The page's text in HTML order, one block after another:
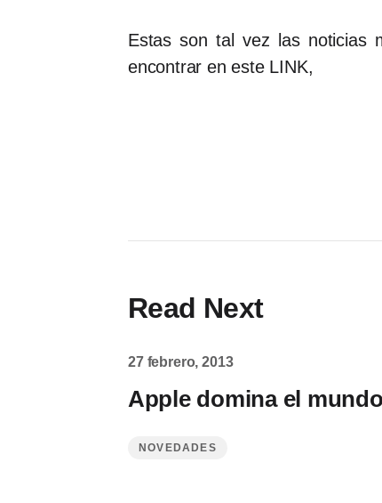
Estas son tal vez las noticias
encontrar en este LINK,
Read Next
27 febrero, 2013
Apple domina el
NOVEDADES